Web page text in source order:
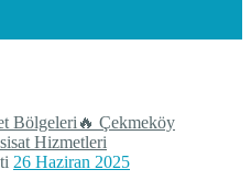
Bölgeleri 🔥 Çekmeköy
Hizmetleri
26 Haziran 2025